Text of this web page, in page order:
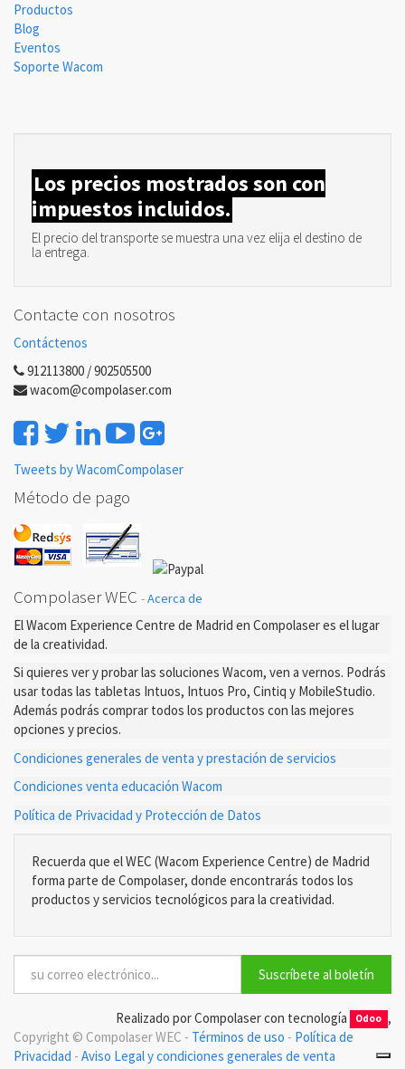
Productos
Blog
Eventos
Soporte Wacom
Los precios mostrados son con
impuestos incluidos.
El precio del transporte se muestra una vez elija el destino de
la entrega.
Contacte con nosotros
Contáctenos
912113800 / 902505500
wacom@compolaser.com
Tweets by WacomCompolaser
Método de pago
Compolaser WEC -Acerca de
El Wacom Experience Centre de Madrid en Compolaser es el lugar
de la creatividad.
Si quieres ver y probar las soluciones Wacom, ven a vernos. Podrás
usar todas las tabletas Intuos, Intuos Pro, Cintiq y MobileStudio.
Además podrás comprar todos los productos con las mejores
opciones y precios.
Condiciones generales de venta y prestación de servicios
Condiciones venta educación Wacom
Política de Privacidad y Protección de Datos
Recuerda que el WEC (Wacom Experience Centre) de Madrid
forma parte de Compolaser, donde encontrarás todos los
productos y servicios tecnológicos para la creatividad.
Suscríbete al boletín
Realizado por Compolaser con tecnología Odoo ,
Copyright © Compolaser WEC - Términos de uso - Política de
Privacidad - Aviso Legal y condiciones generales de venta